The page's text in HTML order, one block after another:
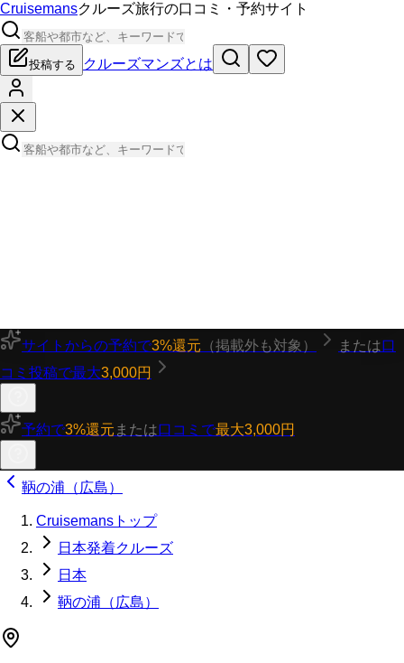
Cruisemansクルーズ旅行の口コミ・予約サイト
投稿する クルーズマンズとは
サイトからの予約で3%還元 （掲載外も対象） または口
コミ投稿で最大3,000円
予約で3%還元 または口コミで最大3,000円
鞆の浦（広島）
Cruisemansトップ
日本発着クルーズ
日本
鞆の浦（広島）